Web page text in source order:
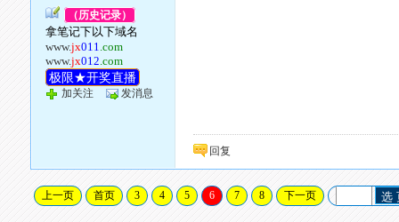
（历史记录）
拿笔记下以下域名
www.jx011.com
www.jx012.com
极限★开奖直播
加关注 发消息
回复
上一页 首页 3 4 5 6 7 8 下一页 选